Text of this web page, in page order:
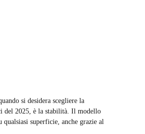
si desidera scegliere la
2025, è la stabilità. Il modello
superficie, anche grazie al